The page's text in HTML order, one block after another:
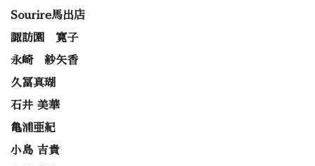
Sourire馬出店
諏訪園 寛子
永崎 紗矢香
久冨真瑚
石井 美華
亀浦亜紀
小島 吉貴